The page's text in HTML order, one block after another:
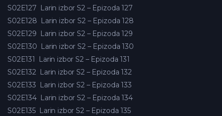
S02E127 Larin izbor S2 – Epizoda 127
S02E128 Larin izbor S2 – Epizoda 128
S02E129 Larin izbor S2 – Epizoda 129
S02E130 Larin izbor S2 – Epizoda 130
S02E131
Larin izbor S2 – Epizoda 131
S02E132 Larin izbor S2 – Epizoda 132
S02E133 Larin izbor S2 – Epizoda 133
S02E134 Larin izbor S2 – Epizoda 134
S02E135 Larin izbor S2 – Epizoda 135